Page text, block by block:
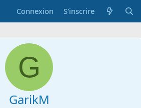
Connexion S'inscrire
G
GarikM